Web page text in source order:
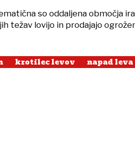
so oddaljena območja
težav lovijo in prodajajo
krotilec levov napad leva